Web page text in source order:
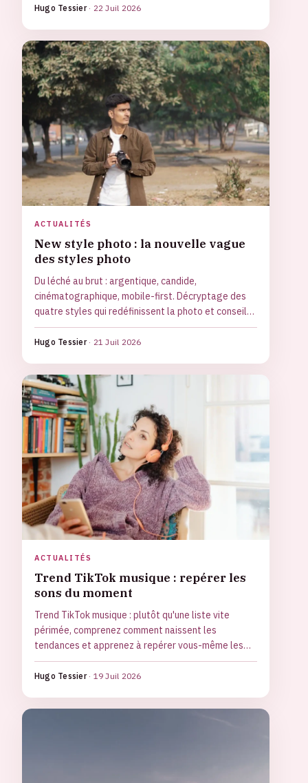
Hugo Tessier · 22 Juil 2026
ACTUALITÉS
New style photo : la nouvelle vague
des styles photo
Du léché au brut : argentique, candide,
cinématographique, mobile-first. Décryptage des
quatre styles qui redéfinissent la photo et conseils
pour les adopter avec justesse.
Hugo Tessier · 21 Juil 2026
ACTUALITÉS
Trend TikTok musique : repérer les
sons du moment
Trend TikTok musique : plutôt qu'une liste vite
périmée, comprenez comment naissent les
tendances et apprenez à repérer vous-même les
sons du moment dans l'application.
Hugo Tessier · 19 Juil 2026